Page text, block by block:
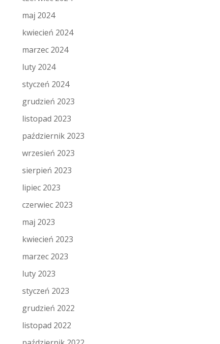
maj 2024
kwiecień 2024
marzec 2024
luty 2024
styczeń 2024
grudzień 2023
listopad 2023
październik 2023
wrzesień 2023
sierpień 2023
lipiec 2023
czerwiec 2023
maj 2023
kwiecień 2023
marzec 2023
luty 2023
styczeń 2023
grudzień 2022
listopad 2022